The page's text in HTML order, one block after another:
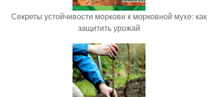
Секреты устойчивости моркови к морковной мухе: как
защитить урожай